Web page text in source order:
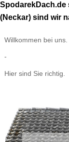
SpodarekDach.de
(Neckar) sind wir
Willkommen bei
-
Hier sind Sie richtig.